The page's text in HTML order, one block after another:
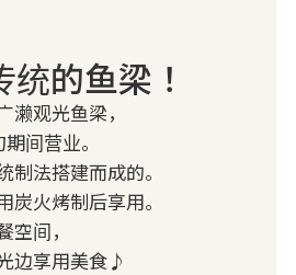
的鱼梁！
观光鱼梁，
间营业。
法搭建而成的。
炭火烤制后享用。
间，
边享用美食♪